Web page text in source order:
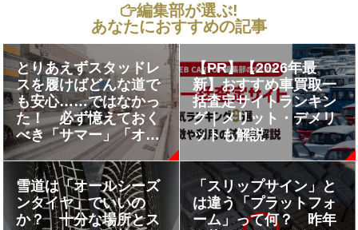
編集部が選ぶ!
あなたにおすすめの記事
とりあえずスタッドレ
スを履けばどんな道で
も安心……ではなかっ
た！ 必ず憶えておく
べき「サマー」「オー
ルシーズン」「スタッ
ドレス」タイヤの得意
不得意な場所!!
【PR】【2026年最
新】おすすめ車買取一
括査定サイトランキン
グ｜メリット・デメリ
ットも解説
雪道は「オールシーズ
ンタイヤ」でいいの
か？ 十分な場所とス
「スリップサイン」と
は違う「プラットフォ
ーム」って何？ 昨年